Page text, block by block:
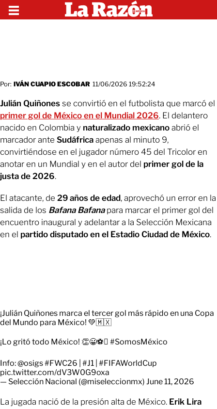
Por: IVÁN CUAPIO ESCOBAR 11/06/2026 19:52:24
Julián Quiñones se convirtió en el futbolista que marcó el
primer gol de México en el Mundial 2026. El delantero
nacido en Colombia y naturalizado mexicano abrió el
marcador ante Sudáfrica apenas al minuto 9,
convirtiéndose en el jugador número 45 del Tricolor en
anotar en un Mundial y en el autor del primer gol de la
justa de 2026.
El atacante, de 29 años de edad, aprovechó un error en la
salida de los Bafana Bafana para marcar el primer gol del
encuentro inaugural y adelantar a la Selección Mexicana
en el partido disputado en el Estadio Ciudad de México.
¡Julián Quiñones marca el tercer gol más rápido en una Copa
del Mundo para México! 💚🇲🇽
¡Lo gritó todo México! 👏😀⚽ #SomosMéxico
Info:@osigs#FWC26 #J1 #FIFAWorldCup
pic.twitter.com/dV3W0G9oxa
— Selección Nacional (@miseleccionmx) June 11, 2026
La jugada nació de la presión alta de México. Erik Lira